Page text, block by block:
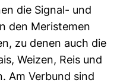
die Signal- und
den Meristemen
zu denen auch die
Weizen, Reis und
Am Verbund sind